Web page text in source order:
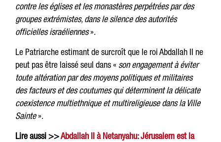
contre les églises et les monastères perpétrées par des
groupes extrémistes, dans le silence des autorités
officielles israéliennes».
Le Patriarche estimant de surcroît que le roi Abdallah II ne
peut pas être laissé seul dans « son engagement à éviter
toute altération par des moyens politiques et militaires
des facteurs et des coutumes qui déterminent la délicate
coexistence multiethnique et multireligieuse dans la Ville
Sainte».
Lire aussi >>Abdallah II à Netanyahu: Jérusalem est la